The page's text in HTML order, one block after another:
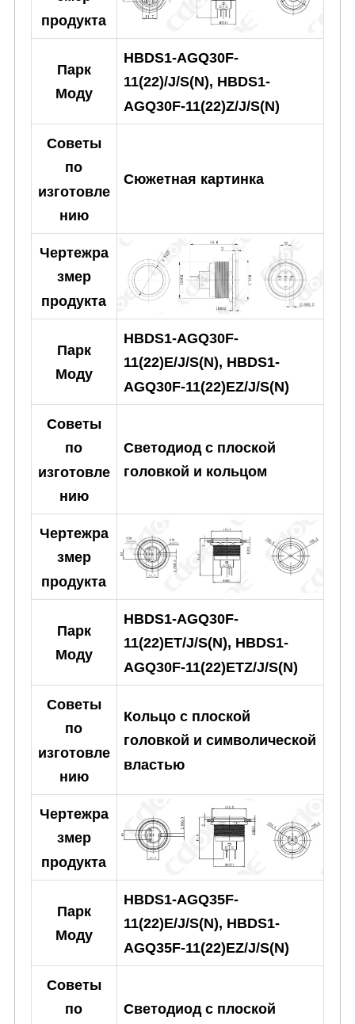
продукта
Парк
Моду
HBDS1-AGQ30F-
11(22)/J/S(N), HBDS1-
AGQ30F-11(22)Z/J/S(N)
Советы
по
изготовле
нию
Сюжетная картинка
Чертежра
змер
продукта
Парк
Моду
HBDS1-AGQ30F-
11(22)E/J/S(N), HBDS1-
AGQ30F-11(22)EZ/J/S(N)
Советы
по
изготовле
нию
Светодиод с плоской
головкой и кольцом
Чертежра
змер
продукта
Парк
Моду
HBDS1-AGQ30F-
11(22)ET/J/S(N), HBDS1-
AGQ30F-11(22)ETZ/J/S(N)
Советы
по
изготовле
нию
Кольцо с плоской
головкой и символической
властью
Чертежра
змер
продукта
Парк
Моду
HBDS1-AGQ35F-
11(22)E/J/S(N), HBDS1-
AGQ35F-11(22)EZ/J/S(N)
Советы
по
Светодиод с плоской